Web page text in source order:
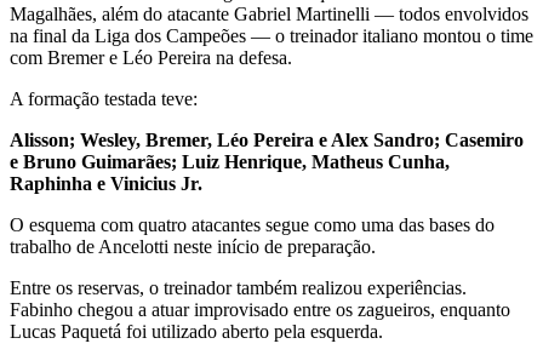
Magalhães, além do atacante Gabriel Martinelli — todos envolvidos
na final da Liga dos Campeões — o treinador italiano montou o time
com Bremer e Léo Pereira na defesa.
A formação testada teve:
Alisson; Wesley, Bremer, Léo Pereira e Alex Sandro; Casemiro
e Bruno Guimarães; Luiz Henrique, Matheus Cunha,
Raphinha e Vinicius Jr.
O esquema com quatro atacantes segue como uma das bases do
trabalho de Ancelotti neste início de preparação.
Entre os reservas, o treinador também realizou experiências.
Fabinho chegou a atuar improvisado entre os zagueiros, enquanto
Lucas Paquetá foi utilizado aberto pela esquerda.